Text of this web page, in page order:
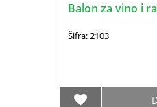
Balon za vino i
Šifra: 2103